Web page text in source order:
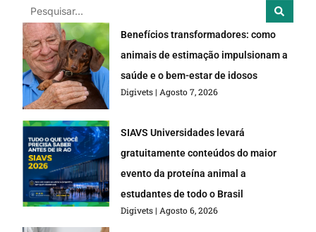
Benefícios transformadores: como
animais de estimação impulsionam a
saúde e o bem-estar de idosos
Digivets Agosto 7, 2026
SIAVS Universidades levará
gratuitamente conteúdos do maior
evento da proteína animal a
estudantes de todo o Brasil
Digivets Agosto 6, 2026